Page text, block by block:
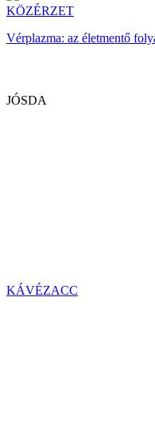
KÖZÉRZET
Vérplazma: az életmentő
JÓSDA
KÁVÉZACC